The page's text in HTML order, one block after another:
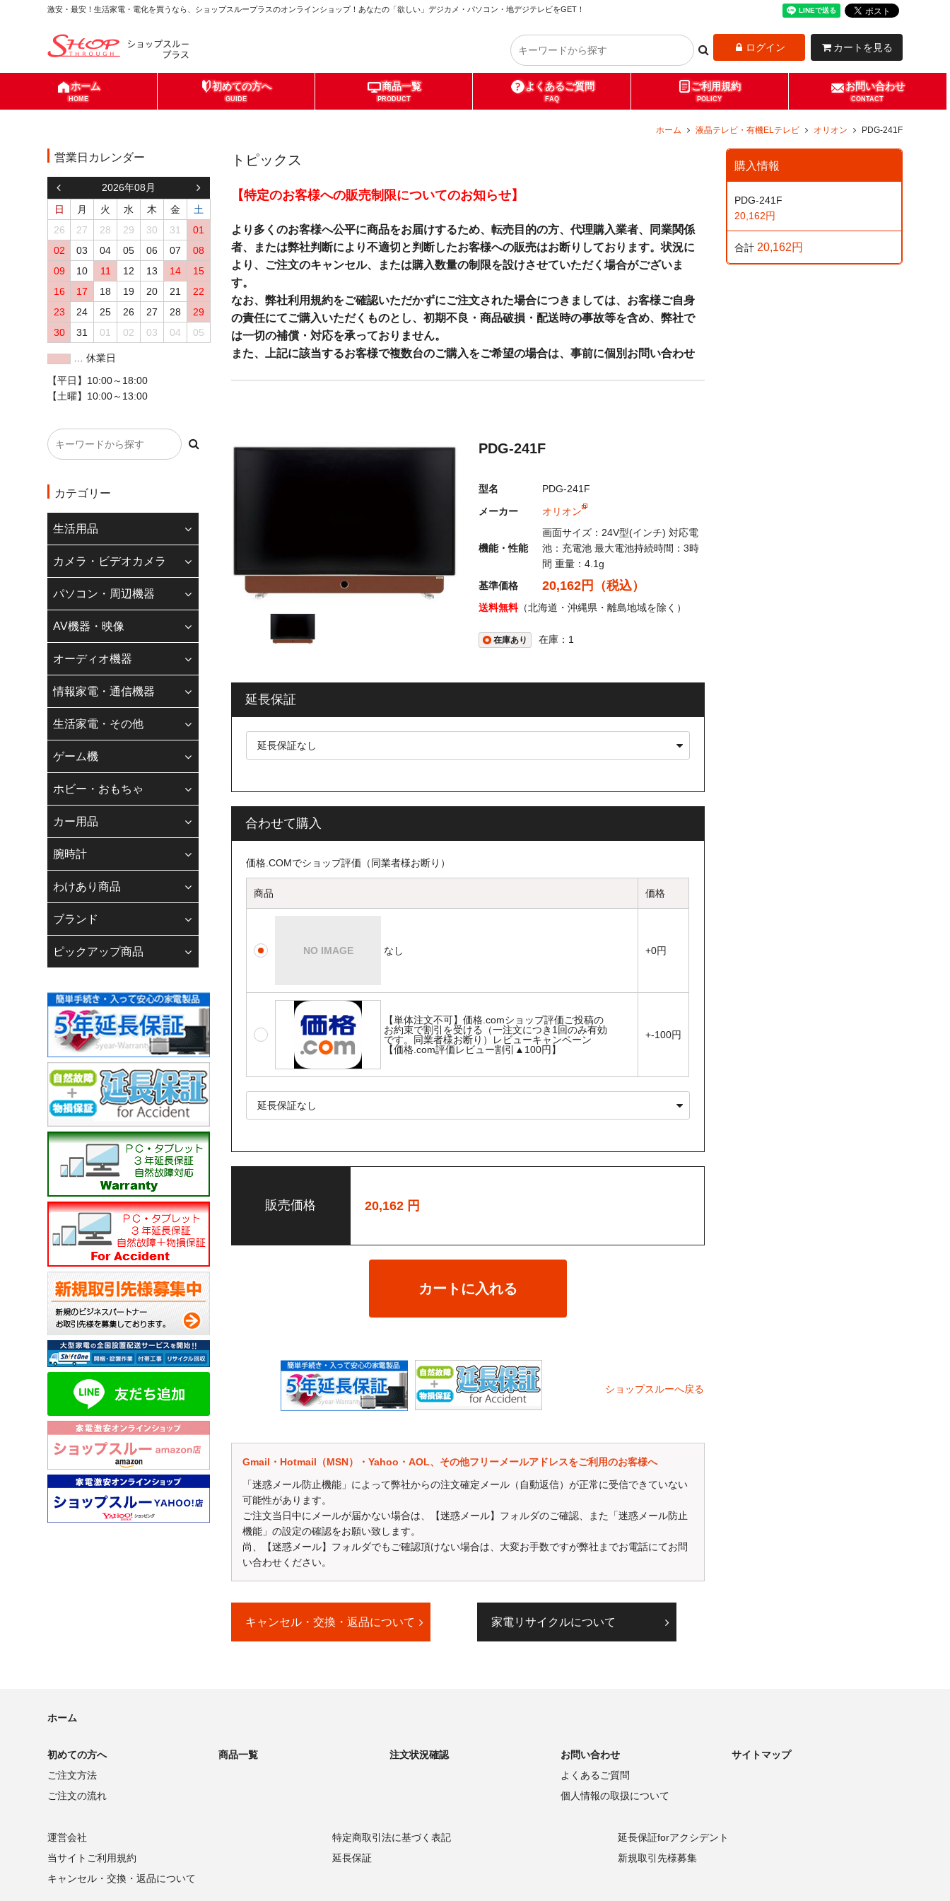
激安・最安！生活家電・電化を買うなら、ショップスループラスのオンラインショップ！あなたの「欲しい」デジカメ・パソコン・地デジテレビをGET！
ログイン カートを見る
ホーム
HOME
初めての方へ
GUIDE
商品一覧
PRODUCT
よくあるご質問
FAQ
ご利用規約
POLICY
お問い合わせ
CONTACT
ホーム 液晶テレビ・有機ELテレビ オリオン PDG-241F
トピックス
【特定のお客様への販売制限についてのお知らせ】
より多くのお客様へ公平に商品をお届けするため、転売目的の方、代理購入業者、同業関係
者、または弊社判断により不適切と判断したお客様への販売はお断りしております。状況に
より、ご注文のキャンセル、または購入数量の制限を設けさせていただく場合がございま
す。
なお、弊社利用規約をご確認いただかずにご注文された場合につきましては、お客様ご自身
の責任にてご購入いただくものとし、初期不良・商品破損・配送時の事故等を含め、弊社で
は一切の補償・対応を承っておりません。
また、上記に該当するお客様で複数台のご購入をご希望の場合は、事前に個別お問い合わせ
現在、20万円以上の決済につきましては不正利用防止・抑制の観点からセキュリティ対策の為ご利用い
また、一部のカメラ・レンズ類、当店指定商品につきましても不正利用が多発しており商品の価格、種類
◆インボイス制度に関するお知らせ◆
当店のインボイス制度の対応といたしまて、適格請求書登録番号記載の納品書を発行しております。※代
適格請求書登録番号記載の領収書をご希望のお客様（代金引換以外のご注文の方）はご注文時備考欄にて
適格請求書発行事業者登録番号
株式会社若葉 T9240001021384
【お電話でのお問い合わせについて】
お客様にはご不便をおかけいたしますが、ご理解賜りますようお願いいたします。
なお、お問い合わせフォームは通常とおり対応させていただいております。メール及びサイト内のお問い
合わせフォ-ムにてご連絡ください。
◆Gmail・Yahoomail・Hotmail（MSN）・AOL、その他フリーメールアドレス
メールアドレスの登録はこちらから
【迷惑メール】フォルダのご確認、「迷惑メール防止機能」の設定の確認をお願い致します。
当店振込口座
銀行振込（先振り）
☆☆銀行振込の方へ☆☆
------------------------------------------------
りそな銀行 広島支店
株式会社 若葉 カ）ワカバ
※評価コメント内に
ご注文番号の記載を頂いた方に限ります。
価格.comで、【 ショップスルー】を評価することができます。
今後の ショップスルー運営の貴重なご意見とさせていただきます。
評価はこちらから↓↓
http://kakaku.com/shopreview/1858/
※評価するためには、価格.comID（無料）が必要です。
PDG-241F
型名
PDG-241F
メーカー
オリオン
機能・性能
画面サイズ：24V型(インチ) 対応電
池：充電池 最大電池持続時間：3時
間 重量：4.1g
基準価格
20,162円（税込）
送料無料（北海道・沖縄県・離島地域を除く）
在庫あり 在庫：1
延長保証
合わせて購入
価格.COMでショップ評価（同業者様お断り）
商品 価格
なし +0円
【単体注文不可】価格.comショップ評価ご投稿の
お約束で割引を受ける（一注文につき1回のみ有効
です。同業者様お断り）レビューキャンペーン
【価格.com評価レビュー割引▲100円】
+-100円
販売価格 20,162円
カートに入れる
ショップスルーへ戻る
Gmail・Hotmail（MSN）・Yahoo・AOL、その他フリーメールアドレスをご利用のお客様へ
「迷惑メール防止機能」によって弊社からの注文確定メール（自動返信）が正常に受信できていない
可能性があります。
ご注文当日中にメールが届かない場合は、【迷惑メール】フォルダのご確認、また「迷惑メール防止
機能」の設定の確認をお願い致します。
尚、【迷惑メール】フォルダでもご確認頂けない場合は、大変お手数ですが弊社までお電話にてお問
い合わせください。
キャンセル・交換・返品について 家電リサイクルについて
購入情報
PDG-241F
20,162円
合計 20,162円
営業日カレンダー
2026年08月
日
月 火 水 木 金
土
26
27 28 29 30 31
01
02
03 04 05 06 07
08
09
10 11 12 13 14
15
16
17 18 19 20 21
22
23
24 25 26 27 28
29
30
31 01 02 03 04 05
… 休業日
【平日】10:00～18:00
【土曜】10:00～13:00
カテゴリー
生活用品
カメラ・ビデオカメラ
パソコン・周辺機器
AV機器・映像
オーディオ機器
情報家電・通信機器
生活家電・その他
ゲーム機
ホビー・おもちゃ
カー用品
腕時計
わけあり商品
ブランド
ピックアップ商品
ホーム
初めての方へ
ご注文方法
ご注文の流れ
商品一覧 注文状況確認
お問い合わせ
よくあるご質問
個人情報の取扱について
サイトマップ
運営会社
当サイトご利用規約
キャンセル・交換・返品について
特定商取引法に基づく表記
延長保証
延長保証forアクシデント
新規取引先様募集